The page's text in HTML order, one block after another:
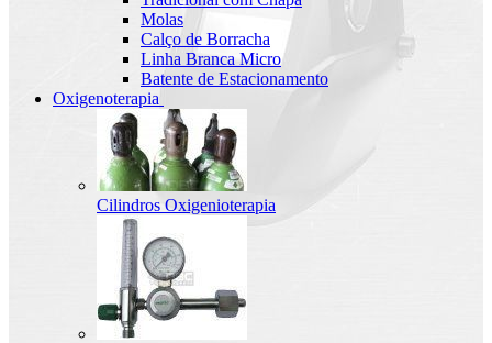
Molas
Calço de Borracha
Linha Branca Micro
Batente de Estacionamento
Oxigenoterapia
Cilindros Oxigenioterapia